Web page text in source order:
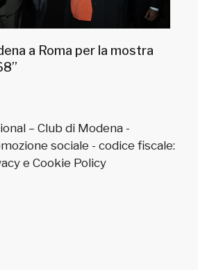
a Roma per la mostra
– Club di Modena -
sociale - codice fiscale:
e Cookie Policy